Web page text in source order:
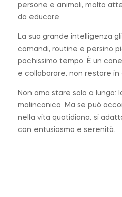
persone e animali, molto
da educare.
La sua grande intelligenza
comandi, routine e persino
pochissimo tempo. È un
e collaborare, non restare in
Non ama stare solo a lungo:
malinconico. Ma se può
nella vita quotidiana, si
con entusiasmo e serenità.